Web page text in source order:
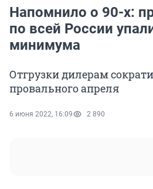
Напомнило о 90-х:
по всей России
минимума
Отгрузки дилерам
провального апреля
6 июня 2022, 16:09 2 890